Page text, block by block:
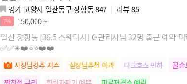
경기 고양시 일산동구 장항동 847 리뷰 85
7% 150,000 ~
일산 장항동 [36.5 스웨디시] ☪️관리사님 32명 출근
✅️✅️✴️❤️⭐⭐❤️❤️
사장님강추 지수 실장님추천 아라 다크호스 민하 꿀손